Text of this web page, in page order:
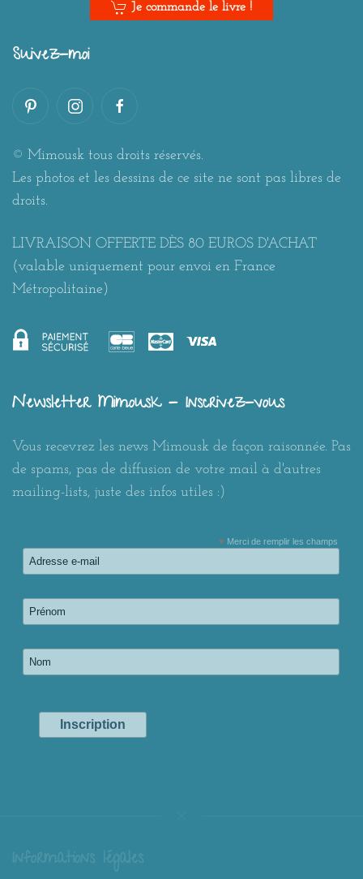
Je commande le livre !
Suivez-moi
© Mimousk tous droits réservés.
Les photos et les dessins de ce site ne sont pas libres de
droits.
LIVRAISON OFFERTE DÈS 80 EUROS D'ACHAT
(valable uniquement pour envoi en France
Métropolitaine)
Newsletter Mimousk - Inscrivez-vous
Vous recevrez les news Mimousk de façon raisonnée. Pas
de spams, pas de diffusion de votre mail à d'autres
mailing-lists, juste des infos utiles :)
* Merci de remplir les champs
Informations légales